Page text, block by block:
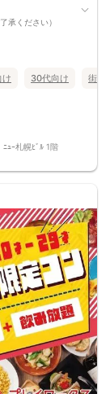
承ください）
みましょう。
で、「連絡先交
でおこしになら
申し込みからに
催判断人数を下
さい。
当日の参加人
店員に「街コン
します。
対象年齢でない
。
は出来ません。
30代向け 街コ
ｭｰ札幌ﾋﾞﾙ 1階